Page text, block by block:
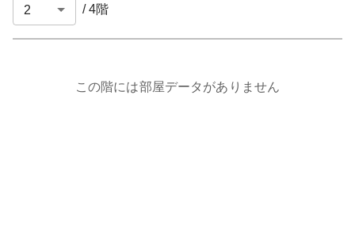
/4階
この階には部屋データがありません